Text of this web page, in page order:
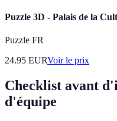
Puzzle 3D - Palais de la
Puzzle FR
24.95 EURVoir le prix
Checklist avant
d'équipe